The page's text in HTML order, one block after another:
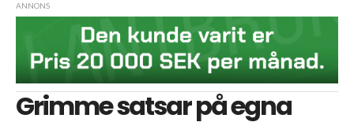
ANNONS
Grimme satsar på egna